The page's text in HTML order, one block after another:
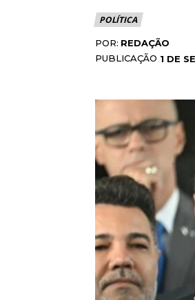
POLÍTICA
POR: REDAÇÃO
PUBLICAÇÃO 1 DE